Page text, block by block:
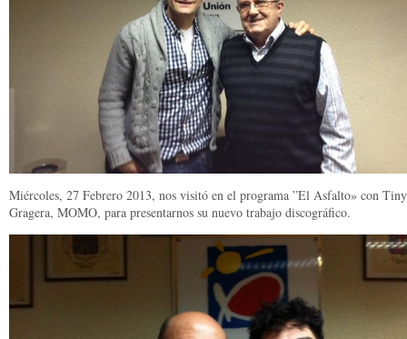
Miércoles, 27 Febrero 2013, nos visitó en el programa ”El Asfalto» con Tiny
Gragera, MOMO, para presentarnos su nuevo trabajo discográfico.